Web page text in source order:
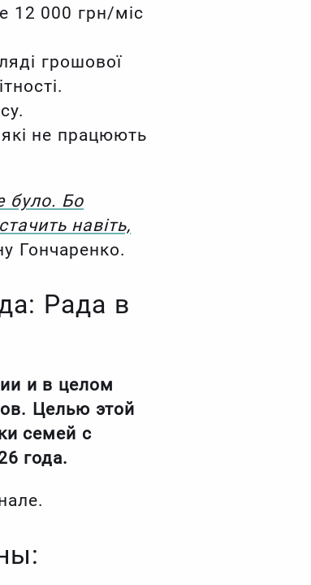
12 000 грн/міс
грошової
не працюють
було. Бо
навіть,
Гончаренко.
Рада в
и в целом
Целью этой
семей с
года.